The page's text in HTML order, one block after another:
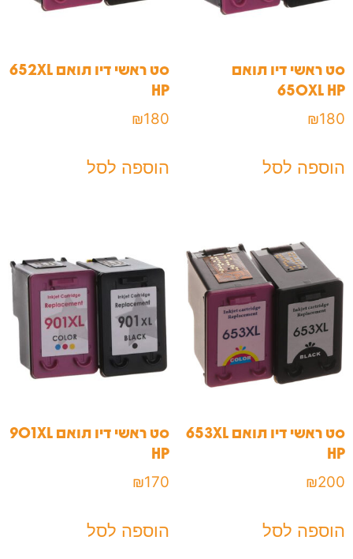
סט ראשי דיו תואם
650XL HP
₪180
הוספה לסל
סט ראשי דיו תואם 652XL
HP
₪180
הוספה לסל
סט ראשי דיו תואם 653XL
HP
₪200
הוספה לסל
סט ראשי דיו תואם 901XL
HP
₪170
הוספה לסל